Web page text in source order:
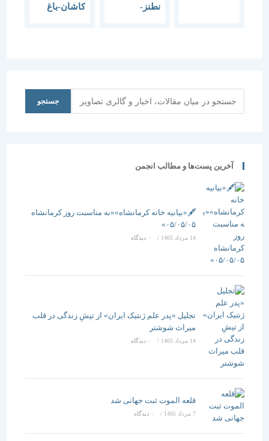
کاشان-باغ
جستجو
آخرین پست‌ها و مطالب انجمن
🖋️«بیانیه خانه کرمانشاه»«به مناسبت روز کرمانشاه
۰۵/۰۵/۰۵»
/ ۰ دیدگاه
تجلیل «پدر علم ژنتیک ایران» از تپشِ زندگی در قلب
میراث شوشتر
14 مرداد 1405 / ۰ دیدگاه
قلعه الموت ثبت جهانی شد
/ ۰ دیدگاه